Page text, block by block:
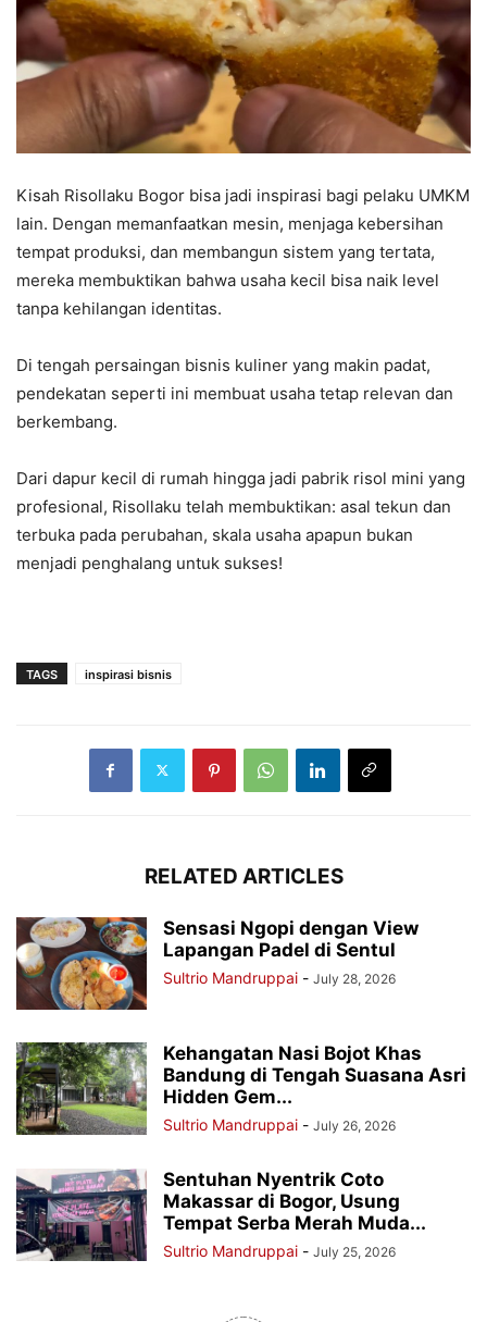
Kisah Risollaku Bogor bisa jadi inspirasi bagi pelaku UMKM
lain. Dengan memanfaatkan mesin, menjaga kebersihan
tempat produksi, dan membangun sistem yang tertata,
mereka membuktikan bahwa usaha kecil bisa naik level
tanpa kehilangan identitas.
Di tengah persaingan bisnis kuliner yang makin padat,
pendekatan seperti ini membuat usaha tetap relevan dan
berkembang.
Dari dapur kecil di rumah hingga jadi pabrik risol mini yang
profesional, Risollaku telah membuktikan: asal tekun dan
terbuka pada perubahan, skala usaha apapun bukan
menjadi penghalang untuk sukses!
TAGS inspirasi bisnis
RELATED ARTICLES
Sensasi Ngopi dengan View
Lapangan Padel di Sentul
Sultrio Mandruppai - July 28, 2026
Kehangatan Nasi Bojot Khas
Bandung di Tengah Suasana Asri
Hidden Gem...
Sultrio Mandruppai - July 26, 2026
Sentuhan Nyentrik Coto
Makassar di Bogor, Usung
Tempat Serba Merah Muda...
Sultrio Mandruppai - July 25, 2026